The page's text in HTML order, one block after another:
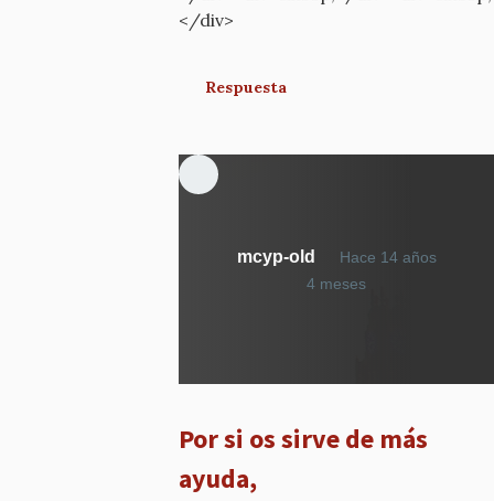
</div>
Respuesta
mcyp-old
Hace 14 años
4 meses
calificativo
dicho?
Por si os sirve de más
ayuda,